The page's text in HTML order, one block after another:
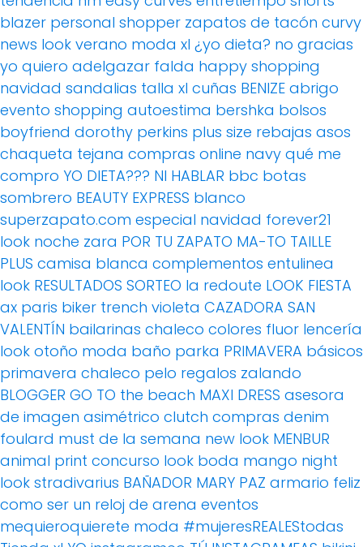
blazer personal shopper zapatos de tacón curvy
news look verano moda xl ¿yo dieta? no gracias
yo quiero adelgazar falda happy shopping
navidad sandalias talla xl cuñas BENIZE abrigo
evento shopping autoestima bershka bolsos
boyfriend dorothy perkins plus size rebajas asos
chaqueta tejana compras online navy qué me
compro YO DIETA??? NI HABLAR bbc botas
sombrero BEAUTY EXPRESS blanco
superzapato.com especial navidad forever21
look noche zara POR TU ZAPATO MA-TO TAILLE
PLUS camisa blanca complementos entulinea
look RESULTADOS SORTEO la redoute LOOK FIESTA
ax paris biker trench violeta CAZADORA SAN
VALENTÍN bailarinas chaleco colores fluor lencería
look otoño moda baño parka PRIMAVERA básicos
primavera chaleco pelo regalos zalando
BLOGGER GO TO the beach MAXI DRESS asesora
de imagen asimétrico clutch compras denim
foulard must de la semana new look MENBUR
animal print concurso look boda mango night
look stradivarius BAÑADOR MARY PAZ armario feliz
como ser un reloj de arena eventos
mequieroquierete moda #mujeresREALEStodas